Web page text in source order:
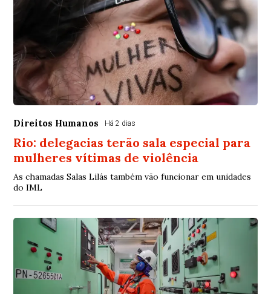
Direitos Humanos Há 2 dias
Rio: delegacias terão sala especial para
mulheres vítimas de violência
As chamadas Salas Lilás também vão funcionar em unidades
do IML